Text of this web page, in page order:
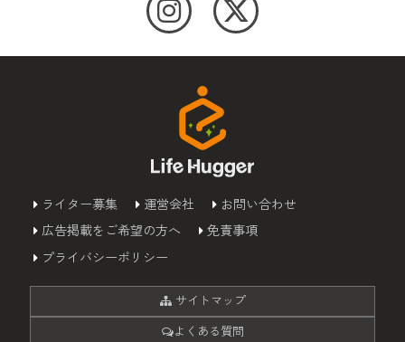
ライター募集 運営会社
お問い合わせ
広告掲載をご希望の方へ
免責事項
プライバシーポリシー
サイトマップ
よくある質問